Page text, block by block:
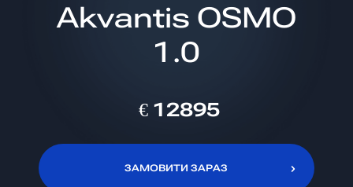
Akvantis OSMO
1.0
€ 12895
ЗАМОВИТИ ЗАРАЗ